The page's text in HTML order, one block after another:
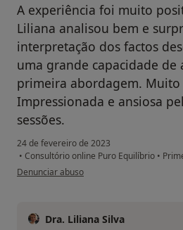
A experiência foi muito
Liliana analisou bem e
interpretação dos factos
uma grande capacidade de
primeira abordagem. Muito
Impressionada e ansiosa
sessões.
24 de fevereiro de 2023
• Consultório online Puro Equilíbrio •
na opinião do utilizador Catarina
Denunciar abuso
Dra. Liliana Silva